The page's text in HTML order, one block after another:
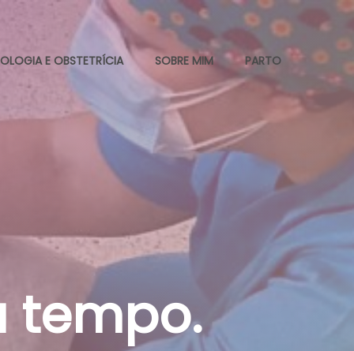
E OBSTETRÍCIA SOBRE MIM PARTO
tempo.